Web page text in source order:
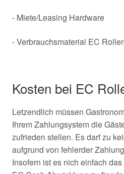
- Miete/Leasing Hardware
- Verbrauchsmaterial EC
Kosten bei EC
Letzendlich müssen
Ihrem Zahlungsystem die
zufrieden stellen. Es darf zu
aufgrund von fehlerder
Insofern ist es nich einfach